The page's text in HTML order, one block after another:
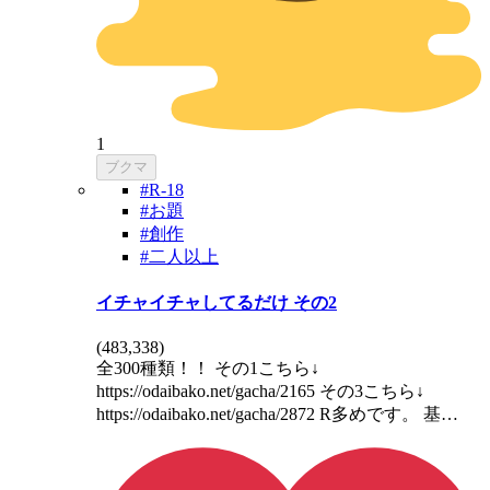
1
ブクマ
#R-18
#お題
#創作
#二人以上
イチャイチャしてるだけ その2
(483,338)
全300種類！！ その1こちら↓
https://odaibako.net/gacha/2165 その3こちら↓
https://odaibako.net/gacha/2872 R多めです。 基…